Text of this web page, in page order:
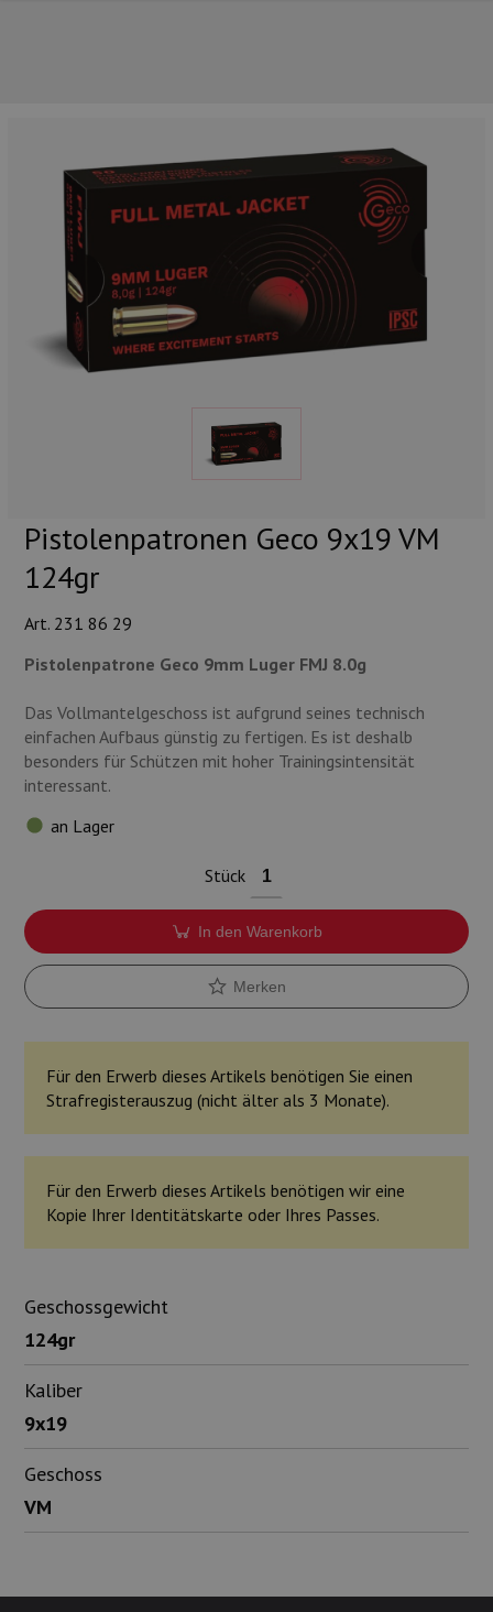
Pistolenpatronen Geco 9x19 VM
124gr
Art. 231 86 29
Pistolenpatrone Geco 9mm Luger FMJ 8.0g
Das Vollmantelgeschoss ist aufgrund seines technisch
einfachen Aufbaus günstig zu fertigen. Es ist deshalb
besonders für Schützen mit hoher Trainingsintensität
interessant.
an Lager
Stück
In den Warenkorb
Merken
Für den Erwerb dieses Artikels benötigen Sie einen
Strafregisterauszug (nicht älter als 3 Monate).
Für den Erwerb dieses Artikels benötigen wir eine
Kopie Ihrer Identitätskarte oder Ihres Passes.
Geschossgewicht
124gr
Kaliber
9x19
Geschoss
VM
UNSERE TOP-MARKEN
Waffen
Lampen und Zubehör